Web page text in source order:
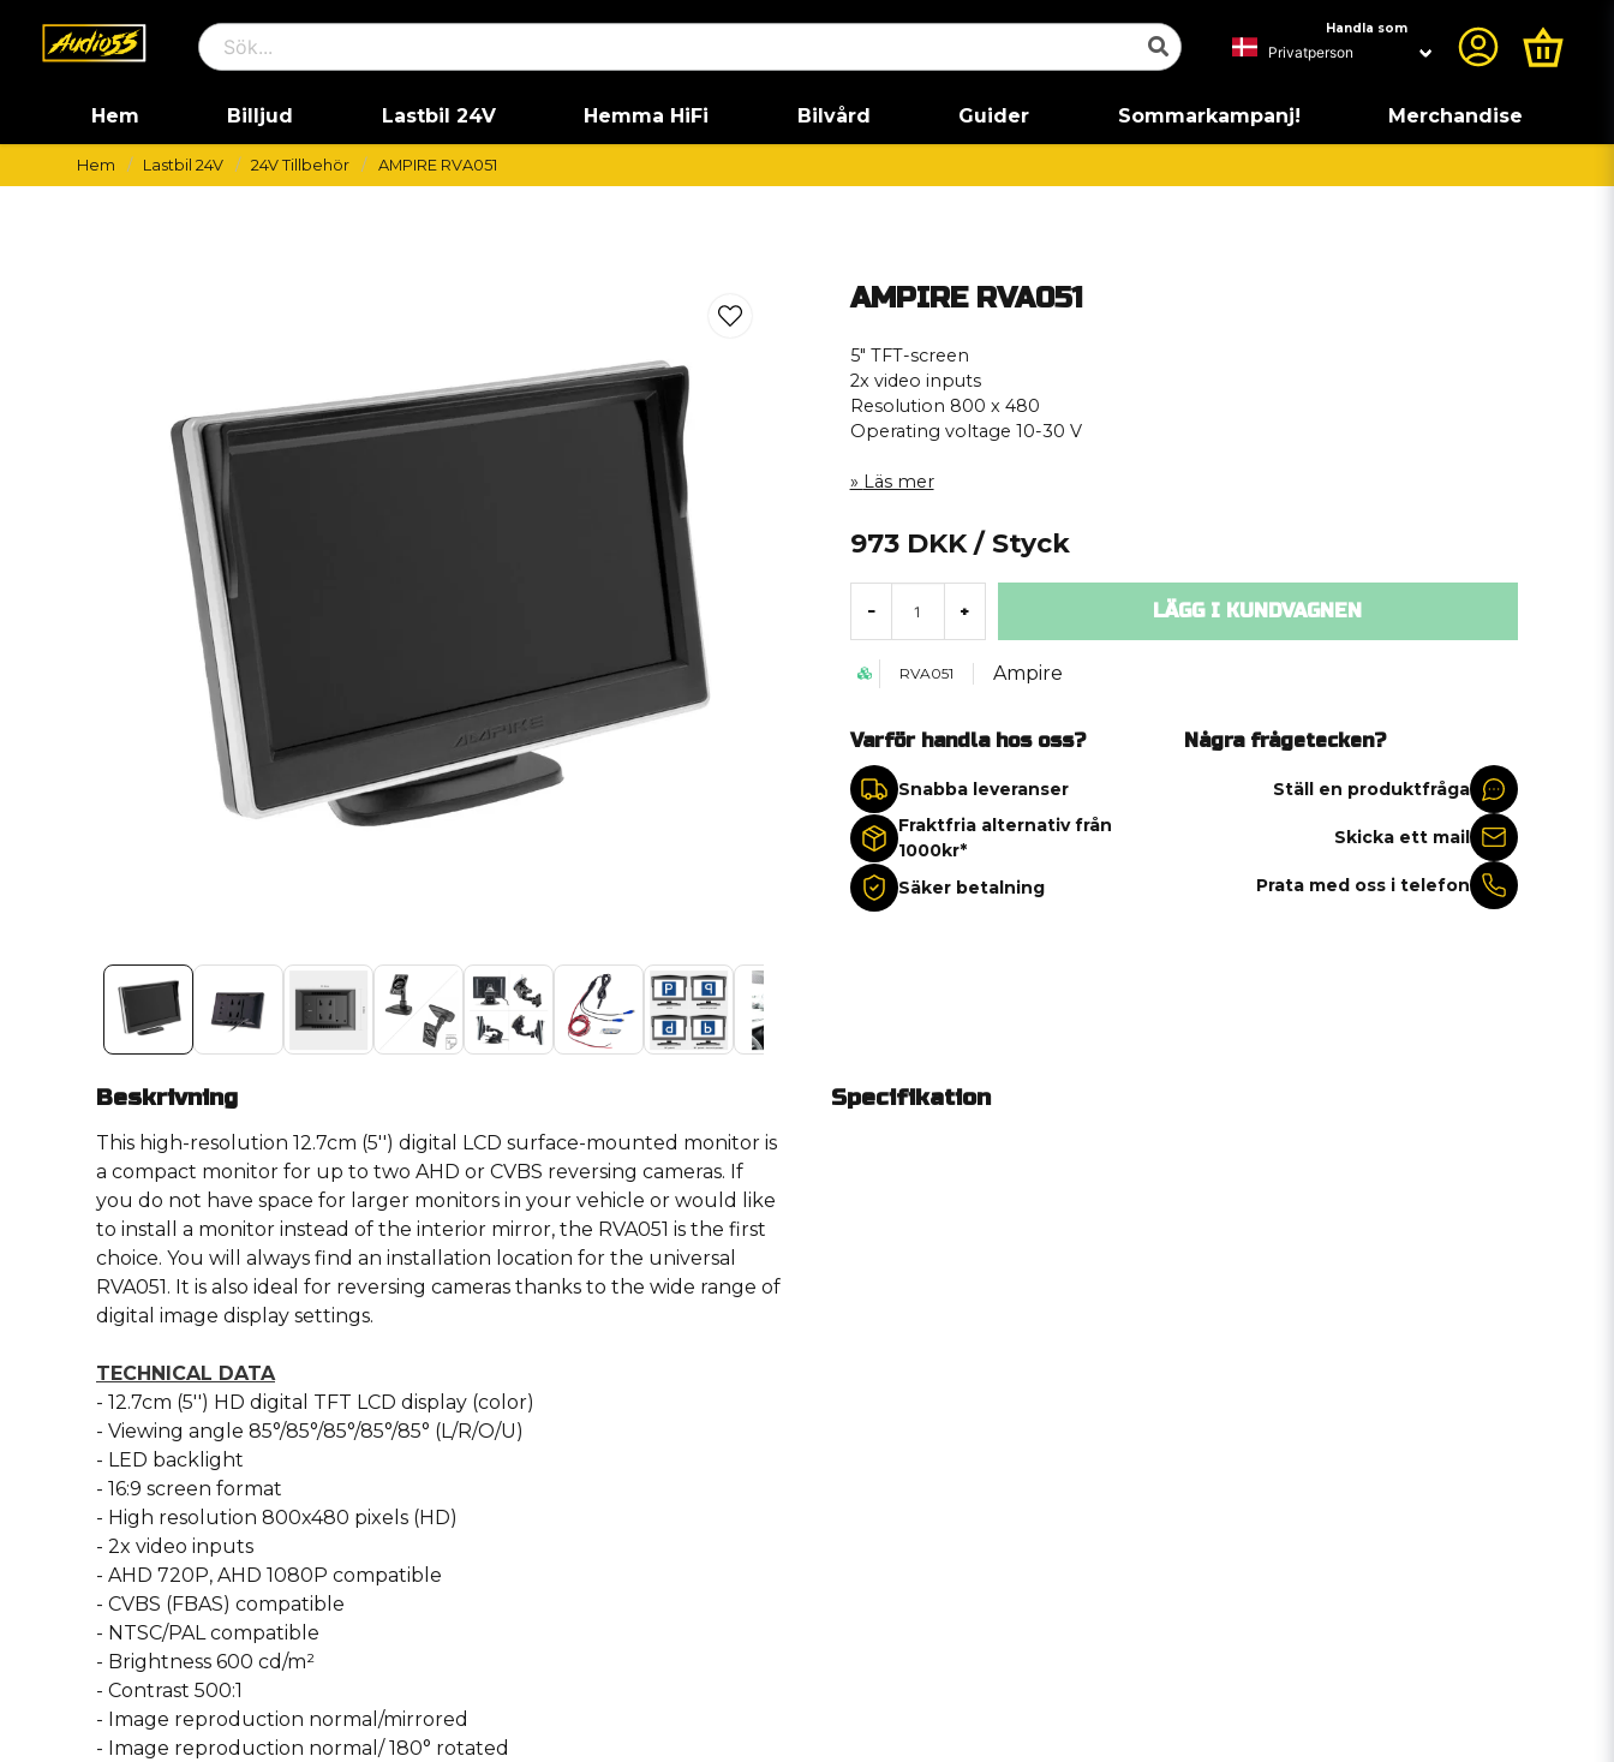
Handla som
Hem Billjud Lastbil 24V Hemma HiFi Bilvård Guider Sommarkampanj! Merchandise
Hem Lastbil 24V 24V Tillbehör AMPIRE RVA051
AMPIRE RVA051
5″ TFT-screen
2x video inputs
Resolution 800 x 480
Operating voltage 10-30 V
Läs mer
973 DKK / Styck
- + LÄGG I KUNDVAGNEN
RVA051 Ampire
Varför handla hos oss?
Snabba leveranser
Fraktfria alternativ från
1000kr*
Säker betalning
Några frågetecken?
Ställ en produktfråga
Skicka ett mail
Prata med oss i telefon
Beskrivning
This high-resolution 12.7cm (5′′) digital LCD surface-mounted monitor is
a compact monitor for up to two AHD or CVBS reversing cameras. If
you do not have space for larger monitors in your vehicle or would like
to install a monitor instead of the interior mirror, the RVA051 is the first
choice. You will always find an installation location for the universal
RVA051. It is also ideal for reversing cameras thanks to the wide range of
digital image display settings.
TECHNICAL DATA
- 12.7cm (5′′) HD digital TFT LCD display (color)
- Viewing angle 85°/85°/85°/85°/85° (L/R/O/U)
- LED backlight
- 16:9 screen format
- High resolution 800x480 pixels (HD)
- 2x video inputs
- AHD 720P, AHD 1080P compatible
- CVBS (FBAS) compatible
- NTSC/PAL compatible
- Brightness 600 cd/m²
- Contrast 500:1
- Image reproduction normal/mirrored
- Image reproduction normal/ 180° rotated
Specifikation